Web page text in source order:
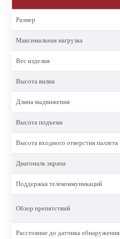
Размер
Максимальная нагрузка
Вес изделия
Высота вилки
Длина выдвижения
Высота подъема
Высота входного отверстия паллета
Диагональ экрана
Поддержка телекоммуникаций
Обзор препятствий
Расстояние до датчика обнаружения